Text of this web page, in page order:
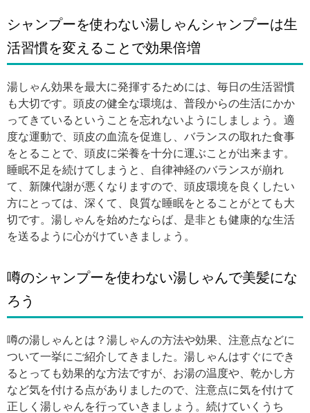
シャンプーを使わない湯しゃんシャンプーは生
活習慣を変えることで効果倍増
湯しゃん効果を最大に発揮するためには、毎日の生活習慣
も大切です。頭皮の健全な環境は、普段からの生活にかか
ってきているということを忘れないようにしましょう。適
度な運動で、頭皮の血流を促進し、バランスの取れた食事
をとることで、頭皮に栄養を十分に運ぶことが出来ます。
睡眠不足を続けてしまうと、自律神経のバランスが崩れ
て、新陳代謝が悪くなりますので、頭皮環境を良くしたい
方にとっては、深くて、良質な睡眠をとることがとても大
切です。湯しゃんを始めたならば、是非とも健康的な生活
を送るように心がけていきましょう。
噂のシャンプーを使わない湯しゃんで美髪にな
ろう
噂の湯しゃんとは？湯しゃんの方法や効果、注意点などに
ついて一挙にご紹介してきました。湯しゃんはすぐにでき
るとっても効果的な方法ですが、お湯の温度や、乾かし方
など気を付ける点がありましたので、注意点に気を付けて
正しく湯しゃんを行っていきましょう。続けていくうち